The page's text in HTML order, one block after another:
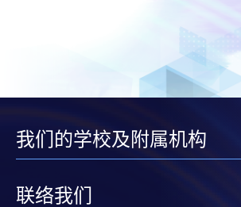
我们的学校及附属机构
联络我们